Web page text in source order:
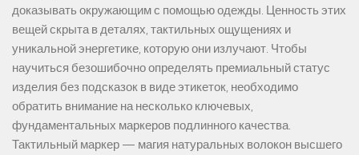
доказывать окружающим с помощью одежды. Ценность этих
вещей скрыта в деталях, тактильных ощущениях и
уникальной энергетике, которую они излучают. Чтобы
научиться безошибочно определять премиальный статус
изделия без подсказок в виде этикеток, необходимо
обратить внимание на несколько ключевых,
фундаментальных маркеров подлинного качества.
Тактильный маркер — магия натуральных волокон высшего